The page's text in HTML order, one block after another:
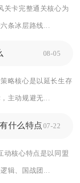
关卡完整通关核心为
条冰层路线...
08-05
略核心是以延长生存
主动规避无...
什么特点07-22
动核心特点是以同盟
辑、国战团...